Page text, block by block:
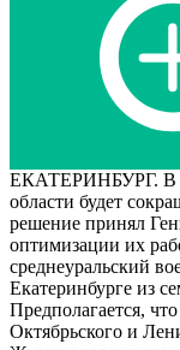
ЕКАТЕРИНБУРГ. В
области будет
решение принял
оптимизации их
среднеуральский
Екатеринбурге из
Предполагается,
Октябрьского и